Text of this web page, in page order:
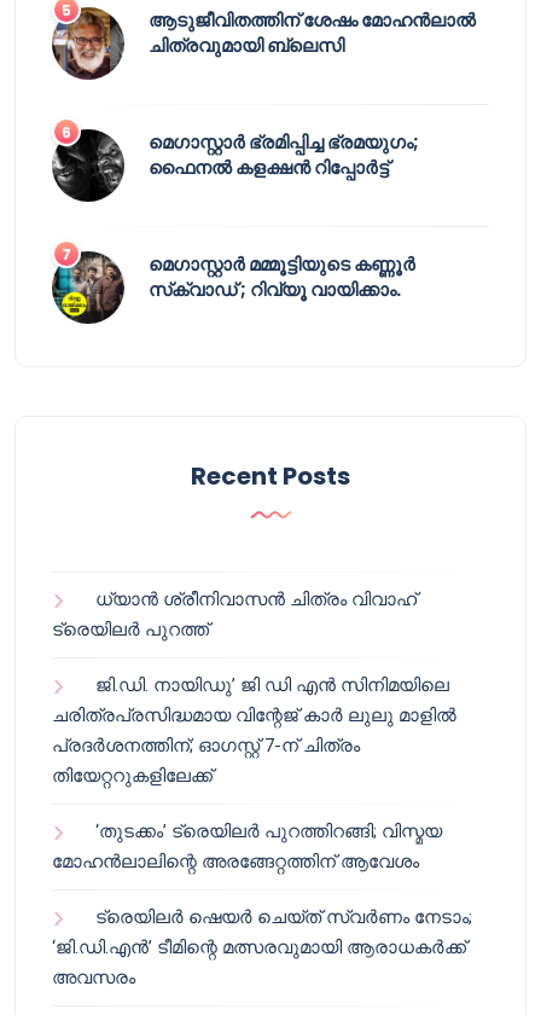
ആടുജീവിതത്തിന് ശേഷം മോഹൻലാൽ
ചിത്രവുമായി ബ്ലെസി
മെഗാസ്റ്റാർ ഭ്രമിപ്പിച്ച ഭ്രമയുഗം;
ഫൈനൽ കളക്ഷൻ റിപ്പോർട്ട്
മെഗാസ്റ്റാർ മമ്മൂട്ടിയുടെ കണ്ണൂർ
സ്‌ക്വാഡ് ; റിവ്യൂ വായിക്കാം.
Recent Posts
ധ്യാൻ ശ്രീനിവാസൻ ചിത്രം വിവാഹ്
ട്രെയിലർ പുറത്ത്
ജി.ഡി. നായിഡു’ ജി ഡി എൻ സിനിമയിലെ
ചരിത്രപ്രസിദ്ധമായ വിന്റേജ് കാർ ലുലു മാളിൽ
പ്രദർശനത്തിന്; ഓഗസ്റ്റ് 7-ന് ചിത്രം
തിയേറ്ററുകളിലേക്ക്
‘തുടക്കം’ ട്രെയിലർ പുറത്തിറങ്ങി; വിസ്മയ
മോഹൻലാലിന്റെ അരങ്ങേറ്റത്തിന് ആവേശം
ട്രെയിലർ ഷെയർ ചെയ്‌ത് സ്വർണം നേടാം;
‘ജി.ഡി.എൻ’ ടീമിന്റെ മത്സരവുമായി ആരാധകർക്ക്
അവസരം